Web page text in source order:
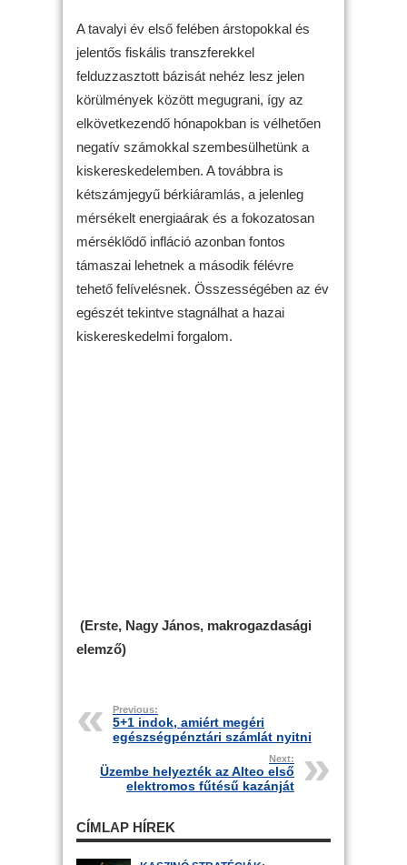
A tavalyi év első felében árstopokkal és
jelentős fiskális transzferekkel
felduzzasztott bázisát nehéz lesz jelen
körülmények között megugrani, így az
elkövetkezendő hónapokban is vélhetően
negatív számokkal szembesülhetünk a
kiskereskedelemben. A továbbra is
kétszámjegyű bérkiáramlás, a jelenleg
mérsékelt energiaárak és a fokozatosan
mérséklődő infláció azonban fontos
támaszai lehetnek a második félévre
tehető felívelésnek. Összességében az év
egészét tekintve stagnálhat a hazai
kiskereskedelmi forgalom.
(Erste, Nagy János, makrogazdasági
elemző)
Previous:
5+1 indok, amiért megéri
egészségpénztári számlát nyitni
Next:
Üzembe helyezték az Alteo első
elektromos fűtésű kazánját
CÍMLAP HÍREK